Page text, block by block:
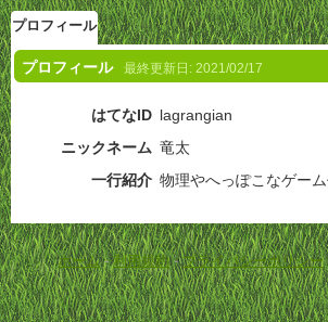
プロフィール
プロフィール 最終更新日: 2021/02/17
はてなID lagrangian
ニックネーム 竜太
一行紹介 物理やへっぽこなゲー
ホーム-利用規約-プライバシーポリシー